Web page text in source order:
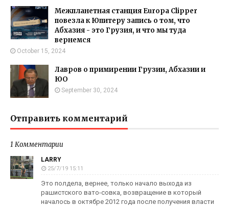
Межпланетная станция Europa Clipper
повезла к Юпитеру запись о том, что
Абхазия - это Грузия, и что мы туда
вернемся
October 15, 2024
Лавров о примирении Грузии, Абхазии и
ЮО
September 30, 2024
Отправить комментарий
1 Комментарии
LARRY
25/7/19 15:11
Это полдела, вернее, только начало выхода из
рашистского вато-совка, возвращение в который
началось в октябре 2012 года после получения власти